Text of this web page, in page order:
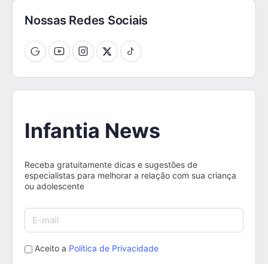
Nossas Redes Sociais
Infantia News
Receba gratuitamente dicas e sugestões de
especialistas para melhorar a relação com sua criança
ou adolescente
Aceito a Política de Privacidade